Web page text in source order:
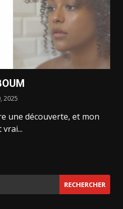
2025
une découverte, et mon